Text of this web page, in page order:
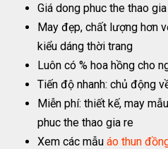
Giá dong phuc the thao
May đẹp, chất lượng hơn
kiểu dáng thời trang
Luôn có % hoa hồng cho
Tiến độ nhanh: chủ động
Miễn phí: thiết kế, may
phuc the thao gia re
Xem các mẫuáo thun